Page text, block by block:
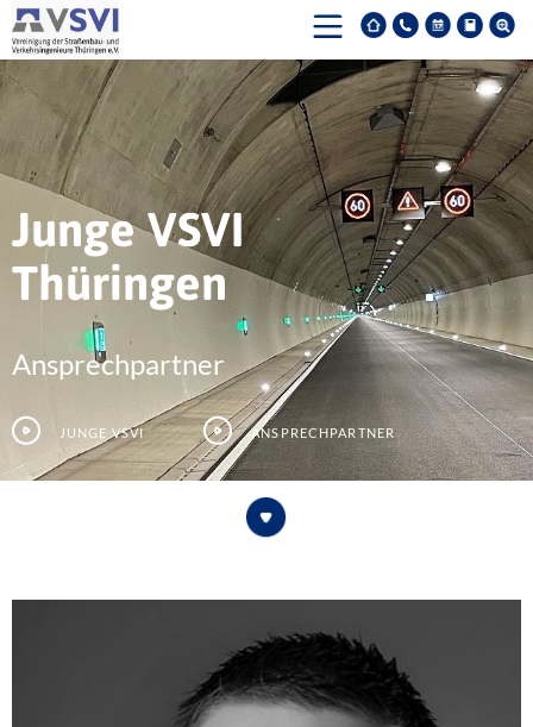
Junge VSVI
Thüringen
Ansprechpartner
Junge VSVI Ansprechpartner